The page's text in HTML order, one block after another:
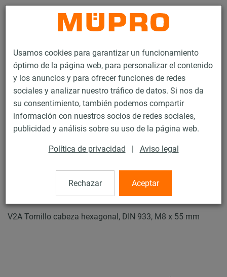
Usamos cookies para garantizar un funcionamiento
óptimo de la página web, para personalizar el contenido
y los anuncios y para ofrecer funciones de redes
sociales y analizar nuestro tráfico de datos. Si nos da
su consentimiento, también podemos compartir
información con nuestros socios de redes sociales,
publicidad y análisis sobre su uso de la página web.
Política de privacidad | Aviso legal
Rechazar Aceptar
Productos Tecnología de soportación
Productos de acero inoxidable
Accesorios de montaje de acero inoxidable
Tornillos de cabeza hexagonal
15 / 21
Tornillos de cabeza hexagonal
V2A Tornillo cabeza hexagonal, DIN 933, M8 x 55 mm